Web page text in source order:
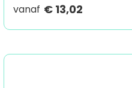
vanaf € 13,02